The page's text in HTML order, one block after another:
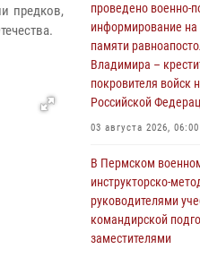
предков,
проведено военно-
информирование
памяти
Владимира –
покровителя войск
Российской
03 августа 2026, 06:00
В Пермском
инструкторско-
руководителями
командирской
заместителями